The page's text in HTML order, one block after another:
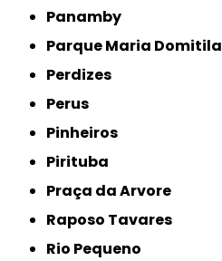
Panamby
Parque Maria Domitila
Perdizes
Perus
Pinheiros
Pirituba
Praça da Arvore
Raposo Tavares
Rio Pequeno